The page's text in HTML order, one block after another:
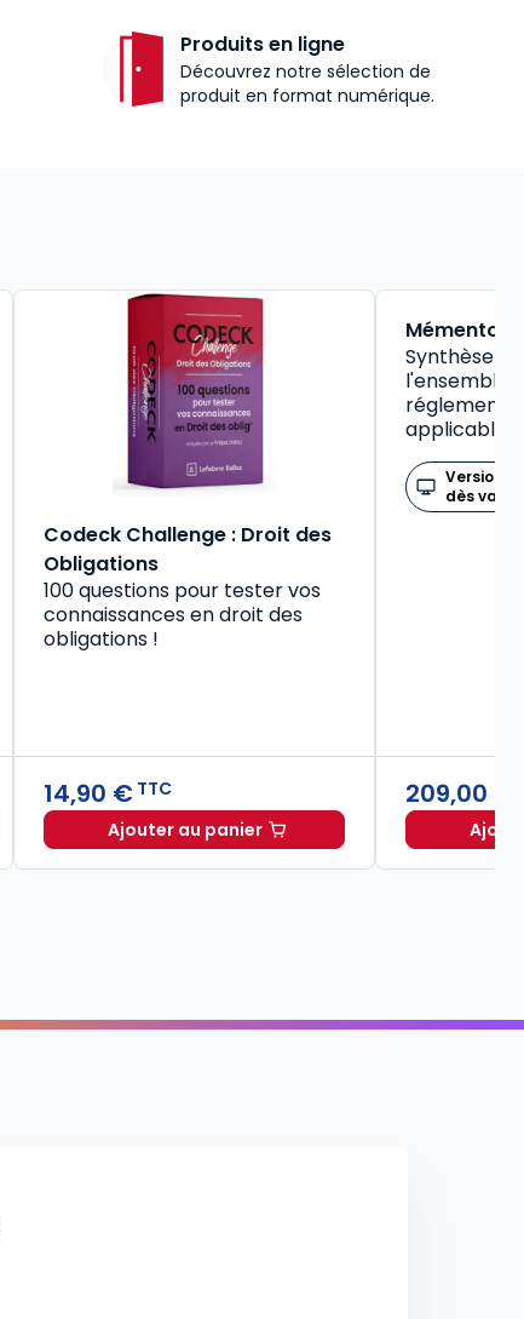
Produits en ligne
Découvrez notre sélection de
produit en format numérique.
Codeck Challenge : Droit des
Obligations
100 questions pour tester vos
connaissances en droit des
obligations !
14,90 € TTC
Ajouter au panier
BEST-SELLER
Mémento
Synthèse
l'ensemble
applicable
Version
dès
209,00 €